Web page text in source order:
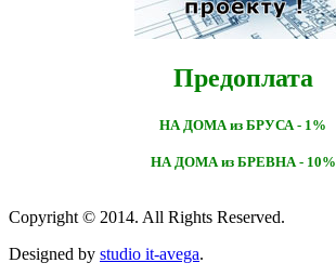
Предоплата
НА ДОМА из БРУСА - 1%
НА ДОМА из БРЕВНА - 10%
Copyright © 2014. All Rights Reserved.
Designed by studio it-avega.